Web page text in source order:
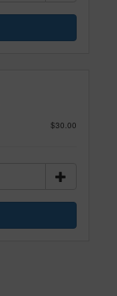
$30.00